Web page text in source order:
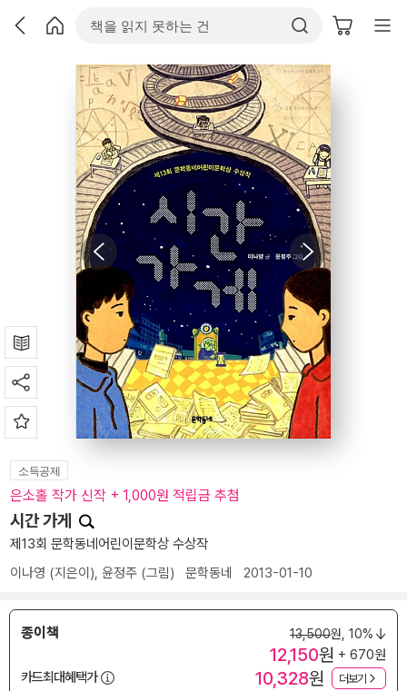
소득공제
은소홀 작가 신작 + 1,000원 적립금 추첨
시간 가게
제13회 문학동네어린이문학상 수상작
이나영 (지은이), 윤정주 (그림) 문학동네 2013-01-10
종이책 13,500원, 10%
12,150원 + 670원
카드최대혜택가
10,328원 더보기